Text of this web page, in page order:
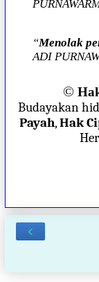
“Menolak
ADI
©
Budayakan
Payah,Hak
‹